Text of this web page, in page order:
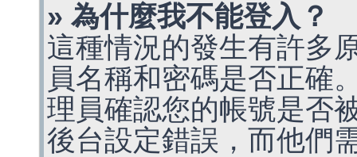
» 為什麼我不能登入？
這種情況的發生有許多
員名稱和密碼是否正確
理員確認您的帳號是否
後台設定錯誤，而他們